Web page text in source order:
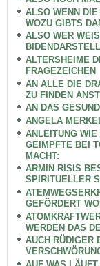
ALSO WENN DIE
WOZU GIBTS
ALSO WER
ALTERSHEIME
FRAGEZEICHEN
AN ALLE DIE
ZU FINDEN
AN DAS
ANGELA
ANLEITUNG
GEIMPFTE BEI
MACHT:
ARMIN RISIS
SPIRITUELLER
GEFÖRDERT
WERDEN DAS
AUCH RÜDIGER